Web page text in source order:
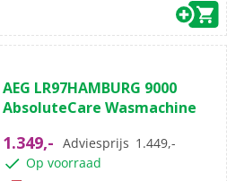
van
de
sterren.
AEG LR97HAMBURG 9000
AbsoluteCare Wasmachine
1.349,- Adviesprijs 1.449,-
Op voorraad